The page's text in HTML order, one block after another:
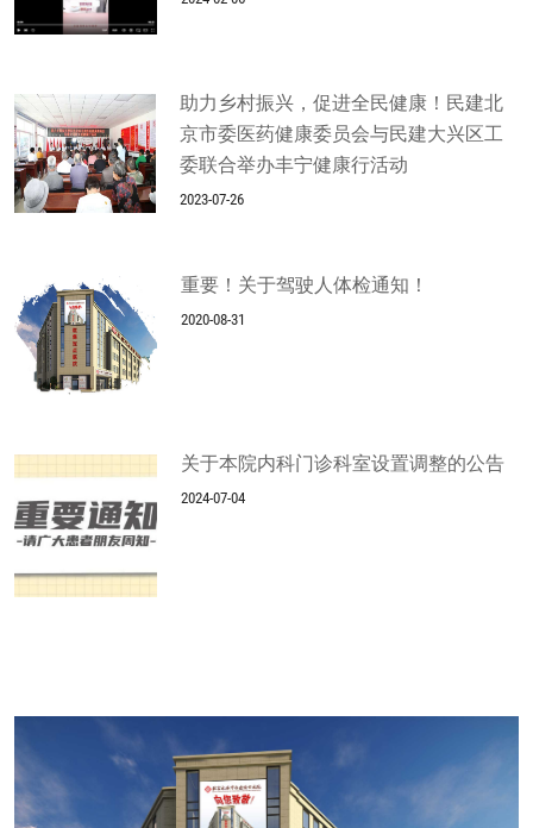
助力乡村振兴，促进全民健康！民建北
京市委医药健康委员会与民建大兴区工
委联合举办丰宁健康行活动
2023-07-26
重要！关于驾驶人体检通知！
2020-08-31
关于本院内科门诊科室设置调整的公告
2024-07-04